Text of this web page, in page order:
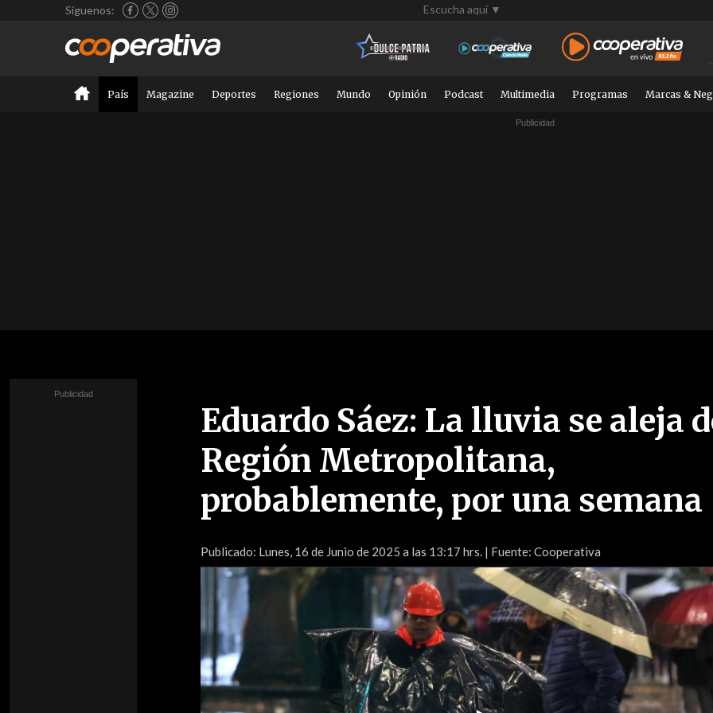
Síguenos: Escucha aquí ▼
País Magazine Deportes Regiones Mundo Opinión Podcast Multimedia Programas Marcas &
Eduardo Sáez: La lluvia se aleja
Región Metropolitana,
probablemente, por una semana
Publicado: Lunes, 16 de Junio de 2025 a las 13:17 hrs. | Fuente: Cooperativa